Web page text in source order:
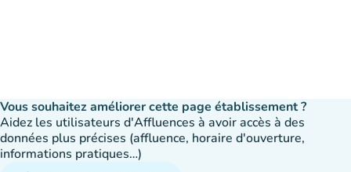
Vous souhaitez améliorer cette page établissement ?
Aidez les utilisateurs d'Affluences à avoir accès à des
données plus précises (affluence, horaire d'ouverture,
informations pratiques…)